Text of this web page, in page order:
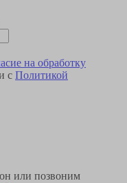
на обработку
с Политикой
или позвоним